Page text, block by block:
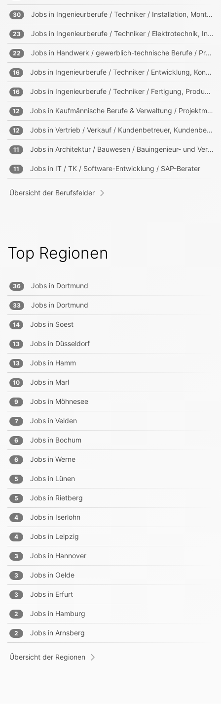
30 Jobs in Ingenieurberufe / Techniker / Installation, Montage, Wartung
23 Jobs in Ingenieurberufe / Techniker / Elektrotechnik, Informationstechnik, Mechatronik
22 Jobs in Handwerk / gewerblich-technische Berufe / Produktion
16 Jobs in Ingenieurberufe / Techniker / Entwicklung, Konstruktion, Produktmanagement
16 Jobs in Ingenieurberufe / Techniker / Fertigung, Produktion
12 Jobs in Kaufmännische Berufe & Verwaltung / Projektmanagement, Projektleitung
12 Jobs in Vertrieb / Verkauf / Kundenbetreuer, Kundenberater
11 Jobs in Architektur / Bauwesen / Bauingenieur- und Vermessungswesen
11 Jobs in IT / TK / Software-Entwicklung / SAP-Berater
Übersicht der Berufsfelder
Top Regionen
36 Jobs in Dortmund
33 Jobs in Dortmund
14 Jobs in Soest
13 Jobs in Düsseldorf
13 Jobs in Hamm
10 Jobs in Marl
9 Jobs in Möhnesee
7 Jobs in Velden
6 Jobs in Bochum
6 Jobs in Werne
5 Jobs in Lünen
5 Jobs in Rietberg
4 Jobs in Iserlohn
4 Jobs in Leipzig
3 Jobs in Hannover
3 Jobs in Oelde
3 Jobs in Erfurt
2 Jobs in Hamburg
2 Jobs in Arnsberg
Übersicht der Regionen